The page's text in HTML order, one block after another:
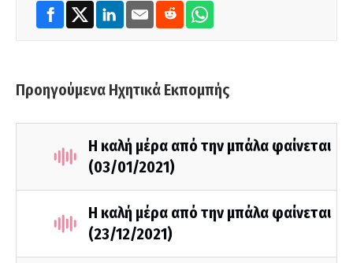
Προηγούμενα Ηχητικά Εκπομπής
Η καλή μέρα από την μπάλα φαίνεται
(03/01/2021)
Η καλή μέρα από την μπάλα φαίνεται
(23/12/2021)